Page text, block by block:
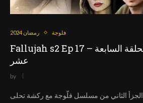
رمضان 2024 فلوجة
Fallujah s2 Ep 17 – فلّوجة الجزأ الثاني الحلقة السابعة
عشر
by
نقدم لكم الحلقة 17 الجزأ الثاني من مسلسل فلّوجة مع ركشة تحلى